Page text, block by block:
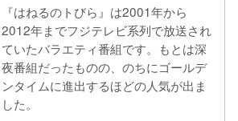
『はねるのトびら』は2001年から
2012年までフジテレビ系列で放送され
ていたバラエティ番組です。もとは深
夜番組だったものの、のちにゴールデ
ンタイムに進出するほどの人気が出ま
した。